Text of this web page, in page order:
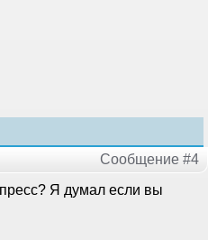
Сообщение #4
Я думал если вы